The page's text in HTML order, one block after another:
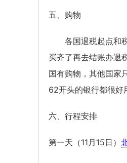
五、购物
各国退税起点和税
买齐了再去结账办退
国有购物，其他国家
62开头的银行都很好
六、行程安排
第一天（11月15日）